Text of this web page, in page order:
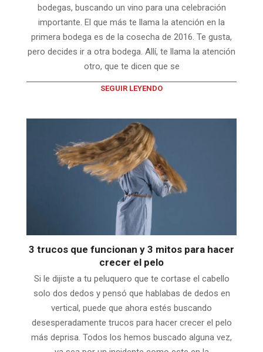
bodegas, buscando un vino para una celebración
importante. El que más te llama la atención en la
primera bodega es de la cosecha de 2016. Te gusta,
pero decides ir a otra bodega. Allí, te llama la atención
otro, que te dicen que se
SEGUIR LEYENDO
3 trucos que funcionan y 3 mitos para hacer
crecer el pelo
Si le dijiste a tu peluquero que te cortase el cabello
solo dos dedos y pensó que hablabas de dedos en
vertical, puede que ahora estés buscando
desesperadamente trucos para hacer crecer el pelo
más deprisa. Todos los hemos buscado alguna vez,